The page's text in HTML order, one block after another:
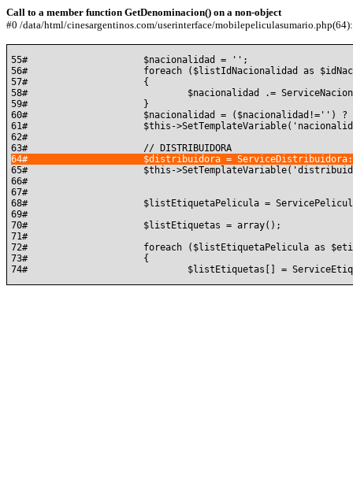
Call to a member function GetDenominacion() on a non-object
#0 /data/html/cinesargentinos.com/userinterface/
55#			$nacionalidad = '';
56#			foreach ($listIdNacionalidad as $idNacionalidad)
57#			{
58#				$nacionalidad .= ServiceNacionalidad::GetById( $idNacionalidad )->GetDenominacion() . ', ';
59#			}
60#			$nacionalidad = ($nacionalidad!='') ? substr( $nacionalidad, 0, count($nacionalidad) - 3) . '.' : '';
61#			$this->SetTemplateVariable('nacionalidad', $nacionalidad);
62#
65#			$this->SetTemplateVariable('distribuidora', $distribuidora);
66#
67#
68#			$listEtiquetaPelicula = ServicePeliculaEtiqueta::ListByIdPelicula($idPelicula);
69#
70#			$listEtiquetas = array();
71#
72#			foreach ($listEtiquetaPelicula as $etiquetaPelicula)
73#			{